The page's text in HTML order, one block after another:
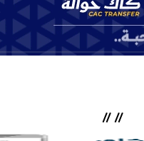
//
//